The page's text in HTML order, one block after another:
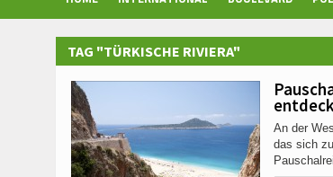
TAG "TÜRKISCHE RIVIERA"
An der
das sich